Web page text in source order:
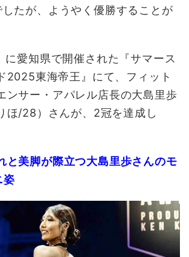
したが、ようやく優勝することが
愛知県で開催された『サマース
2025東海帝王』にて、フィット
ンサー・アパレル店長の大島里歩
ほ/28）さんが、2冠を達成し
と美脚が際立つ大島里歩さんのモ
姿